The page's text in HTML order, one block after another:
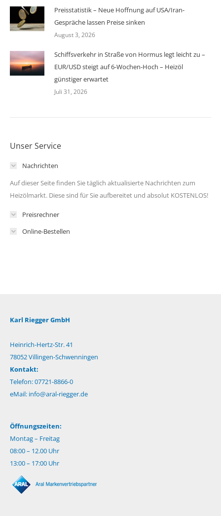
Preisstatistik – Neue Hoffnung auf USA/Iran-
Gespräche lassen Preise sinken
August 3, 2026
Schiffsverkehr in Straße von Hormus legt leicht zu –
EUR/USD steigt auf 6-Wochen-Hoch – Heizöl
günstiger erwartet
Juli 31, 2026
Unser Service
Nachrichten
Auf dieser Seite finden Sie täglich aktualisierte Nachrichten zum
Heizölmarkt. Diese sind für Sie aufbereitet und absolut KOSTENLOS!
Preisrechner
Online-Bestellen
Karl Riegger GmbH
Heinrich-Hertz-Str. 41
78052 Villingen-Schwenningen
Kontakt:
Telefon: 07721-8866-0
eMail: info@aral-riegger.de
Öffnungszeiten:
Montag – Freitag
08:00 – 12.00 Uhr
13:00 – 17:00 Uhr